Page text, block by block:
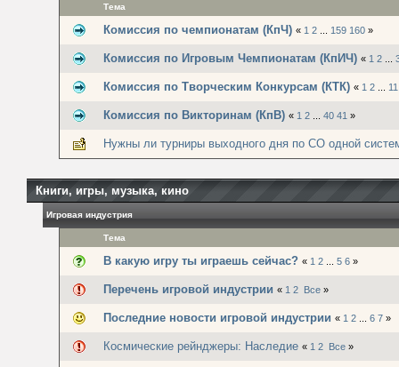
Тема
Комиссия по чемпионатам (КпЧ) « 1 2 159 160 »
Комиссия по Игровым Чемпионатам (КпИЧ) « 1 2
Комиссия по Творческим Конкурсам (КТК) « 1 2 11
Комиссия по Викторинам (КпВ) « 1 2 40 41 »
Нужны ли турниры выходного дня по СО одной
Книги, игры, музыка, кино
Игровая индустрия
Тема
В какую игру ты играешь сейчас? « 1 2 5 6 »
Перечень игровой индустрии « 1 2 Все »
Последние новости игровой индустрии « 1 2 6 7 »
Космические рейнджеры: Наследие « 1 2 Все »